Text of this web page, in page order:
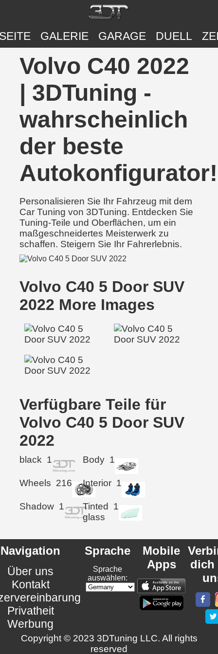
GALERIE GARAGE DUELL
Volvo C40 2022
| 3DTuning -
wahrscheinlich
der beste
Autokonfigurator!
Personalisieren Sie Ihr Fahrzeug mit dem
Car Tuning von 3DTuning. Entdecken Sie
Tuning-Teile und Oberflächen, um ein
maßgeschneidertes Meisterwerk zu
schaffen. Steigern Sie Ihr Fahrerlebnis.
Volvo C40 5 Door SUV
2022 More Images
Verfügbare Teile für
Volvo C40 5 Door SUV
2022
black 1 Body 1
Wheels 216 Interior 1
Shadow 1
Tinted
glass
1
Navigation
Über uns
Kontakt
Privatheit
Werbung
Sprache
Sprache
auswählen:
Mobile
Apps
dich
Copyright © 2023 3DTuning LLC. All rights
reserved